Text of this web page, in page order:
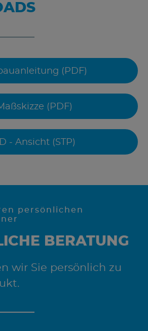
(PDF)
(PDF)
- Ansicht (STP)
persönlichen
BERATUNG
wir Sie persönlich zu